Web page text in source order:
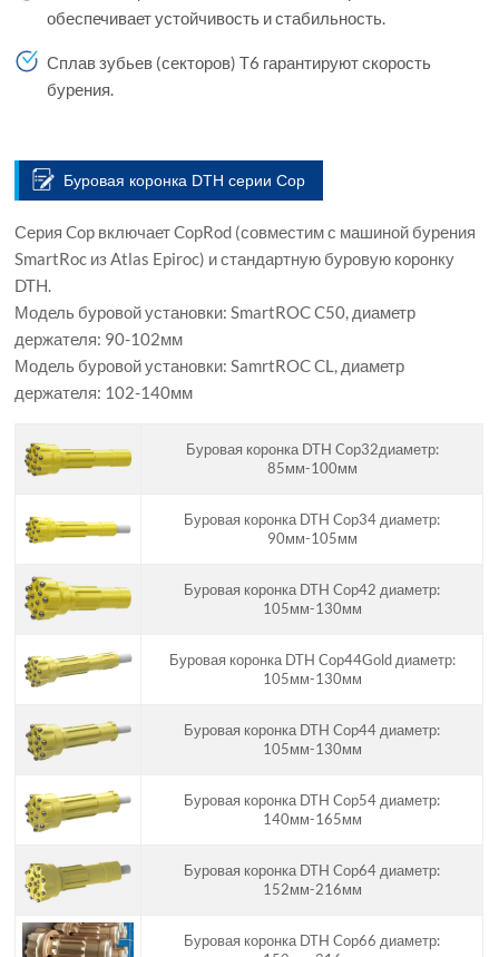
обеспечивает устойчивость и стабильность.
Сплав зубьев (секторов) T6 гарантируют скорость
бурения.
Буровая коронка DTH серии Cop
Серия Cop включает CopRod (совместим с машиной бурения
SmartRoc из Atlas Epiroc) и стандартную буровую коронку
DTH.
Модель буровой установки: SmartROC C50, диаметр
держателя: 90-102мм
Модель буровой установки: SamrtROC CL, диаметр
держателя: 102-140мм
Буровая коронка DTH Cop32диаметр:
85мм-100мм
Буровая коронка DTH Cop34 диаметр:
90мм-105мм
Буровая коронка DTH Cop42 диаметр:
105мм-130мм
Буровая коронка DTH Cop44Gold диаметр:
105мм-130мм
Буровая коронка DTH Cop44 диаметр:
105мм-130мм
Буровая коронка DTH Cop54 диаметр:
140мм-165мм
Буровая коронка DTH Cop64 диаметр:
152мм-216мм
Буровая коронка DTH Cop66 диаметр: